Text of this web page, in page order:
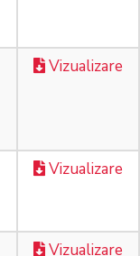
Vizualizare
Vizualizare
Vizualizare